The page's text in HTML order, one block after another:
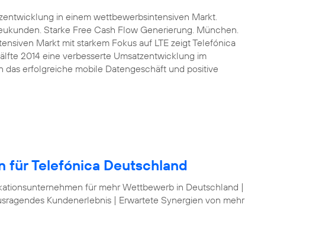
in einem wettbewerbsintensiven Markt.
Starke Free Cash Flow Generierung. München.
Markt mit starkem Fokus auf LTE zeigt Telefónica
2014 eine verbesserte Umsatzentwicklung im
das erfolgreiche mobile Datengeschäft und positive
für Telefónica Deutschland
für mehr Wettbewerb in Deutschland |
Kundenerlebnis | Erwartete Synergien von mehr